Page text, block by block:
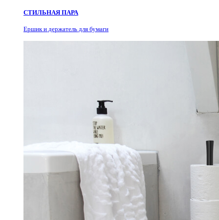
СТИЛЬНАЯ ПАРА
Ершик и держатель для бумаги